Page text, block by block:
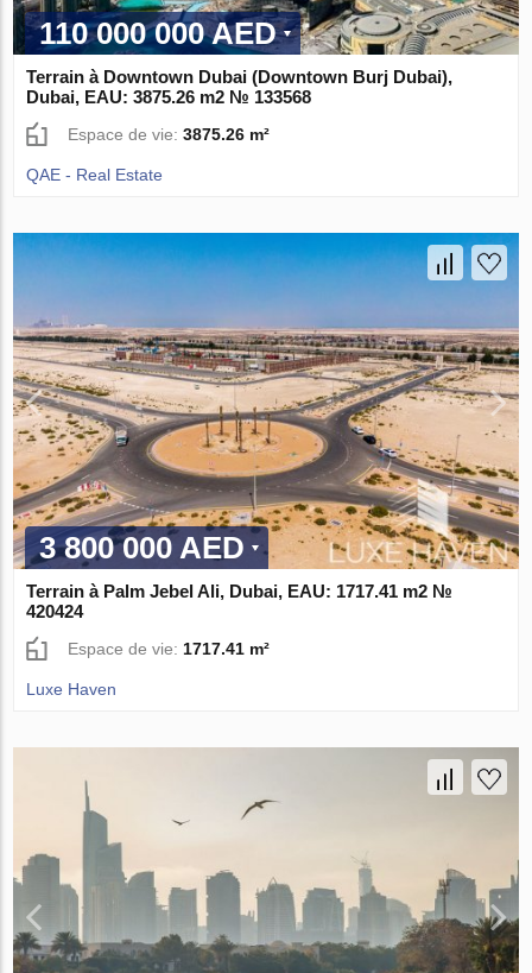
110 000 000 AED
Terrain à Downtown Dubai (Downtown Burj Dubai),
Dubai, EAU: 3875.26 m2 № 133568
Espace de vie:3875.26 m²
QAE - Real Estate
3 800 000 AED
Terrain à Palm Jebel Ali, Dubai, EAU: 1717.41 m2 №
420424
Espace de vie:1717.41 m²
Luxe Haven